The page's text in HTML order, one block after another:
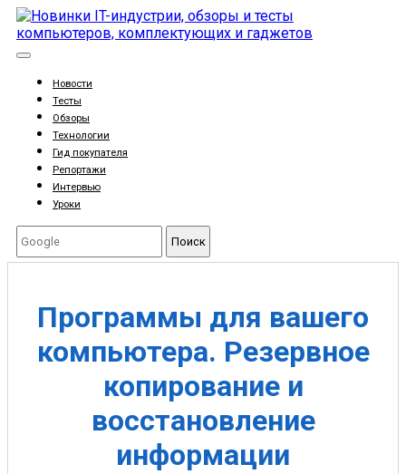
Новости
Тесты
Обзоры
Технологии
Гид покупателя
Репортажи
Интервью
Уроки
Поиск
Программы для вашего
компьютера. Резервное
копирование и
восстановление
информации